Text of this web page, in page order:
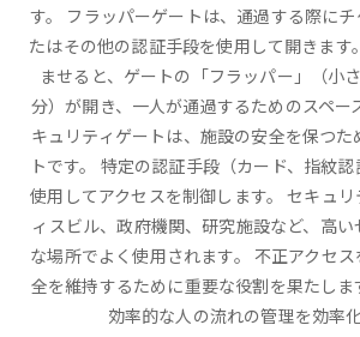
す。 フラッパーゲートは、通過する際に
たはその他の認証手段を使用して開きます
ませると、ゲートの「フラッパー」（小
分）が開き、一人が通過するためのスペー
キュリティゲートは、施設の安全を保つた
トです。 特定の認証手段（カード、指紋
使用してアクセスを制御します。 セキュ
ィスビル、政府機関、研究施設など、高
な場所でよく使用されます。 不正アクセ
全を維持するために重要な役割を果たしま
効率的な人の流れの管理を効率化